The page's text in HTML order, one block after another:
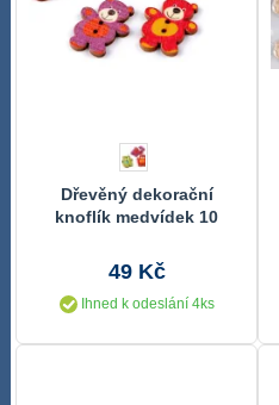
Dřevěný dekorační
knoflík medvídek 10
49 Kč
Ihned k odeslání 4ks